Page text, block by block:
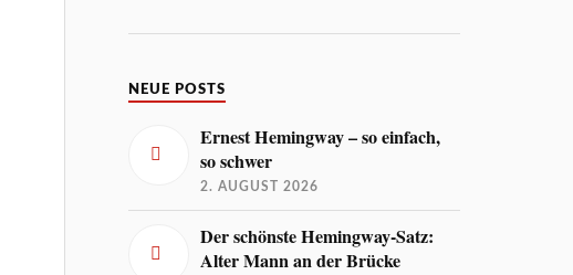
NEUE POSTS
Ernest Hemingway – so einfach,
so schwer
2. AUGUST 2026
Der schönste Hemingway-Satz:
Alter Mann an der Brücke